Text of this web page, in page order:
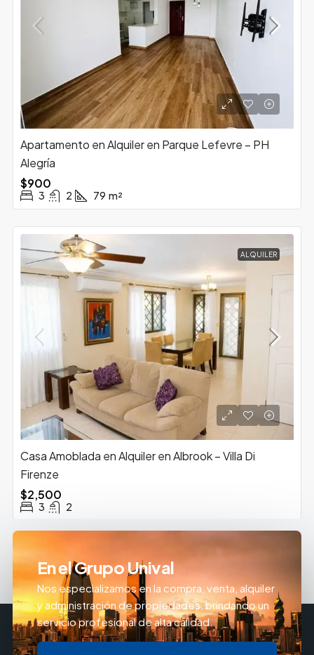
Apartamento en Alquiler en Parque Lefevre – PH
Alegría
$900
3 2 79 m²
ALQUILER
Casa Amoblada en Alquiler en Albrook – Villa Di
Firenze
$2,500
3 2
En el Grupo Unival
Nos especializamos en la compra, venta, alquiler
y administración de propiedades, brindando un
servicio profesional de alta calidad.